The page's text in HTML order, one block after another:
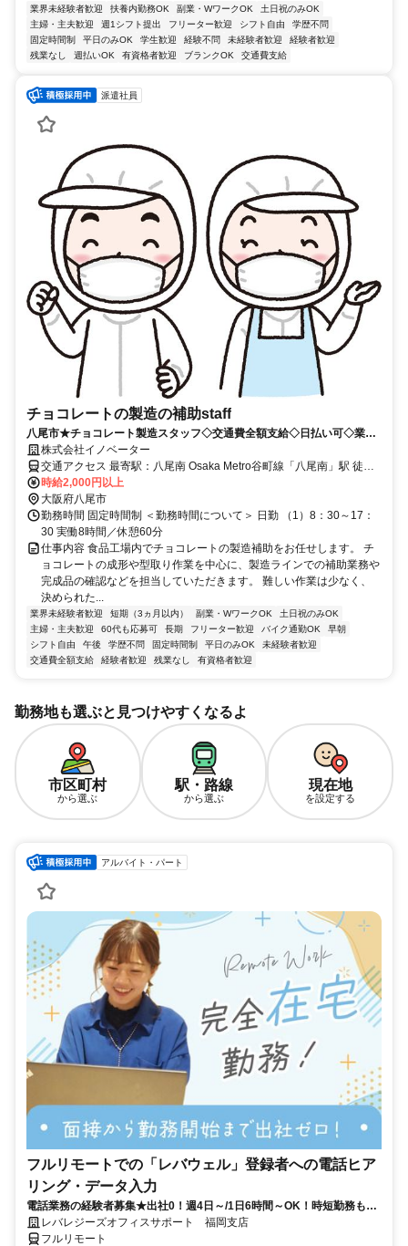
業界未経験者歓迎 扶養内勤務OK 副業・WワークOK
土日祝のみOK
主婦・主夫歓迎
週1シフト提出 フリーター歓迎 シフト自由
学歴不問
固定時間制
平日のみOK 学生歓迎 経験不問 未経験者歓迎
経験者歓迎
残業なし
週払いOK 有資格者歓迎 ブランクOK 交通費支給
派遣社員
チョコレートの製造の補助staff
八尾市★チョコレート製造スタッフ◇交通費全額支給◇日払い可◇業界
未経験歓迎◇平日のみ
株式会社イノベーター
交通アクセス 最寄駅：八尾南 Osaka Metro谷町線「八尾南」駅 徒歩
10分 ＊バイク・自転車通勤可能 ◆日払い・週払い対応可能！ ◆弊社
への来社不要！ ◆簡単電話登録！ ◆履歴書不要です♪
時給2,000円以上
大阪府八尾市
勤務時間 固定時間制 ＜勤務時間について＞ 日勤 （1）8：30～17：
30 実働8時間／休憩60分
仕事内容 食品工場内でチョコレートの製造補助をお任せします。 チ
ョコレートの成形や型取り作業を中心に、製造ラインでの補助業務や
完成品の確認などを担当していただきます。 難しい作業は少なく、
決められた...
業界未経験者歓迎 短期（3ヵ月以内） 副業・WワークOK
土日祝のみOK
主婦・主夫歓迎
60代も応募可 長期 フリーター歓迎 バイク通勤OK
早朝
シフト自由
午後 学歴不問 固定時間制 平日のみOK
未経験者歓迎
交通費全額支給
経験者歓迎 残業なし 有資格者歓迎
勤務地も選ぶと見つけやすくなるよ
市区町村
から選ぶ
駅・路線
から選ぶ
現在地
を設定する
アルバイト・パート
フルリモートでの「レバウェル」登録者への電話ヒア
リング・データ入力
電話業務の経験者募集★出社0！週4日～/1日6時間～OK！時短勤務も◎
プライベートも大事に働ける♪
レバレジーズオフィスサポート 福岡支店
フルリモート